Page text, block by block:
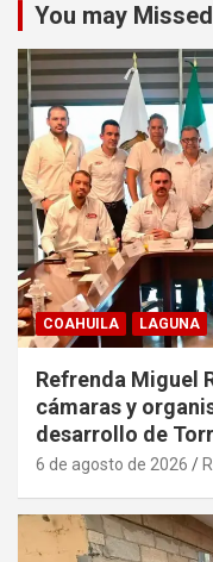
You may Missed
COAHUILA LAGUNA
Refrenda Miguel
cámaras y
desarrollo de
6 de agosto de 2026